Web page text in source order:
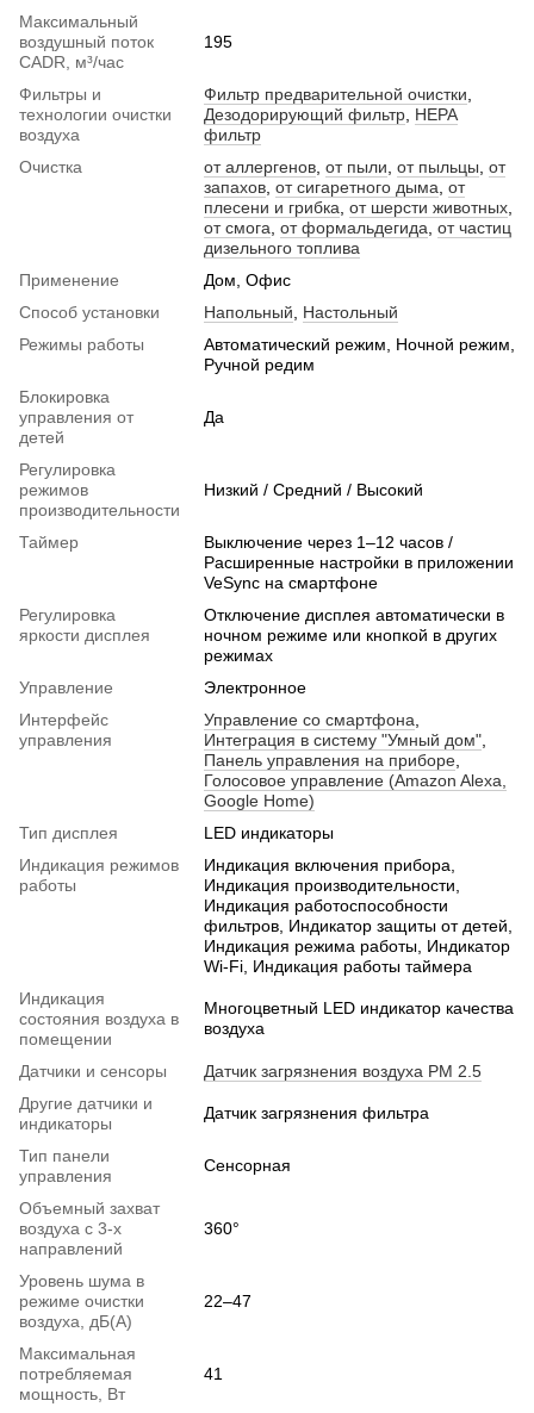
Максимальный
воздушный поток
CADR, м³/час
195
Фильтры и
технологии очистки
воздуха
Фильтр предварительной очистки,
Дезодорирующий фильтр, HEPA
фильтр
Очистка
от аллергенов, от пыли, от пыльцы, от
запахов, от сигаретного дыма, от
плесени и грибка, от шерсти животных,
от смога, от формальдегида, от частиц
дизельного топлива
Применение
Дом, Офис
Способ установки
Напольный, Настольный
Режимы работы
Автоматический режим, Ночной режим,
Ручной редим
Блокировка
управления от
детей
Да
Регулировка
режимов
производительности
Низкий / Средний / Высокий
Таймер
Выключение через 1–12 часов /
Расширенные настройки в приложении
VeSync на смартфоне
Регулировка
яркости дисплея
Отключение дисплея автоматически в
ночном режиме или кнопкой в других
режимах
Управление
Электронное
Интерфейс
управления
Управление со смартфона,
Интеграция в систему "Умный дом",
Панель управления на приборе,
Голосовое управление (Amazon Alexa,
Google Home)
Тип дисплея
LED индикаторы
Индикация режимов
работы
Индикация включения прибора,
Индикация производительности,
Индикация работоспособности
фильтров, Индикатор защиты от детей,
Индикация режима работы, Индикатор
Wi-Fi, Индикация работы таймера
Индикация
состояния воздуха в
помещении
Многоцветный LED индикатор качества
воздуха
Датчики и сенсоры
Датчик загрязнения воздуха PM 2.5
Другие датчики и
индикаторы
Датчик загрязнения фильтра
Тип панели
управления
Сенсорная
Объемный захват
воздуха с 3-х
направлений
360°
Уровень шума в
режиме очистки
воздуха, дБ(А)
22–47
Максимальная
потребляемая
мощность, Вт
41